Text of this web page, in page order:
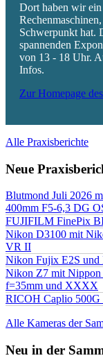
Dort haben wir
Schwerpunkt hat.
spannenden
von 13 - 18 Uhr.
Infos.
Zur Homepage
Alle Praxisberichte
Neue
Blutmond Juli 2026
400mm F5-6,3 DG
FUJIFILM FinePix
Nikon D3100 mit
VR II
Nikon Fujix E2S und
Nikon Z7 mit
f=35mm und XXXX
RICOH Caplio 500G
Alle Kameras der
Neu in der